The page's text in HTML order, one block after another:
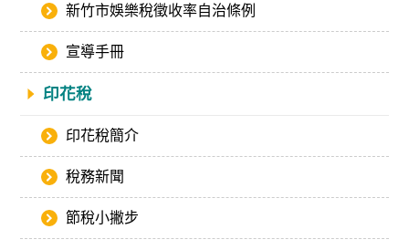
新竹市娛樂稅徵收率自治條例
宣導手冊
印花稅
印花稅簡介
稅務新聞
節稅小撇步